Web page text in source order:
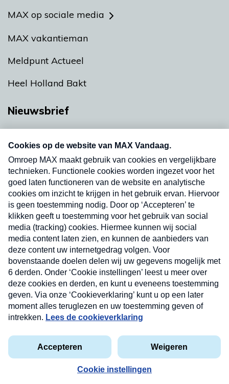
MAX op sociale media
MAX vakantieman
Meldpunt Actueel
Heel Holland Bakt
Nieuwsbrief
nieuwsbrief. Elke vrijdag- en dinsdagochtend in
uw mailbox.
Verzend
Privacyverklaring
Cookieverklaring
Kwetsbaarheid melden
Copyright © 2026 MAX Vandaag - Omroep MAX
Nieuwsbrief
Neem hier een gratis abonnement op onze
nieuwsbrief. Elke vrijdag- en dinsdagochtend in uw